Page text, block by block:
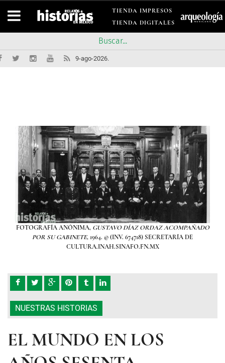
TIENDA IMPRESOS
TIENDA DIGITALES
9-ago-2026.
FOTOGRAFÍA ANÓNIMA, GUSTAVO DÍAZ ORDAZ ACOMPAÑADO
POR SU GABINETE, 1964. © (INV. 674718) SECRETARÍA DE
CULTURA.INAH.SINAFO.FN.MX
NUESTRAS HISTORIAS
EL MUNDO EN LOS